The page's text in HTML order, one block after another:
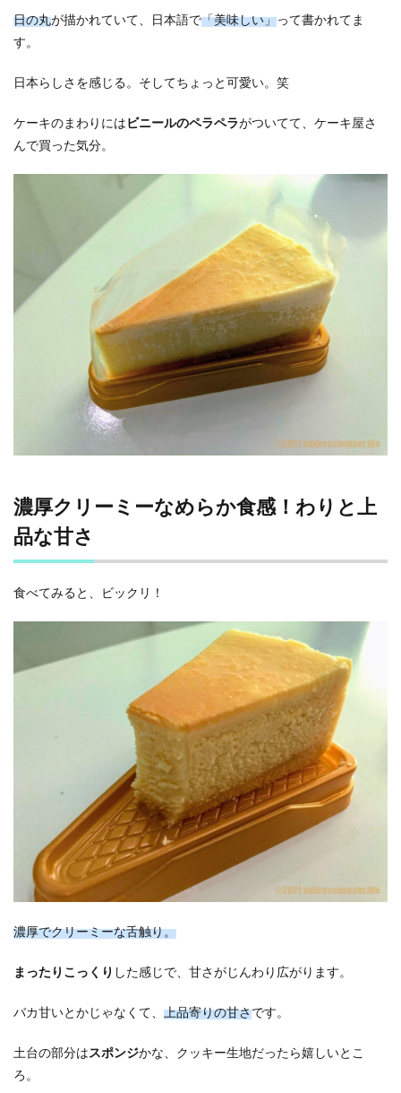
日の丸が描かれていて、日本語で「美味しい」って書かれてま
す。
日本らしさを感じる。そしてちょっと可愛い。笑
ケーキのまわりにはビニールのペラペラがついてて、ケーキ屋さ
んで買った気分。
濃厚クリーミーなめらか食感！わりと上
品な甘さ
食べてみると、ビックリ！
濃厚でクリーミーな舌触り。
まったりこっくり した感じで、甘さがじんわり広がります。
バカ甘いとかじゃなくて、 上品寄りの甘さです。
土台の部分はスポンジかな、クッキー生地だったら嬉しいとこ
ろ。